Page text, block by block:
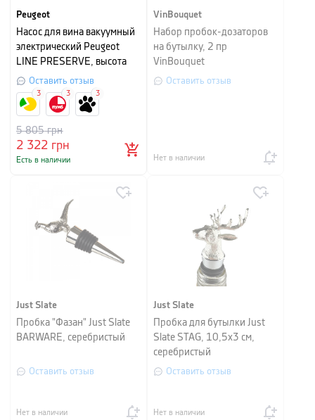
Peugeot
Насос для вина вакуумный
электрический Peugeot
LINE PRESERVE, высота
14 см, темно-серый
Оставить отзыв
2 322 грн
5 805грн
Есть в наличии
3 3 3
VinBouquet
Набор пробок-дозаторов
на бутылку, 2 пр
VinBouquet
Оставить отзыв
Нет в наличии
Just Slate
Пробка "Фазан" Just Slate
BARWARE, серебристый
Оставить отзыв
Нет в наличии
Just Slate
Пробка для бутылки Just
Slate STAG, 10,5х3 см,
серебристый
Оставить отзыв
Нет в наличии